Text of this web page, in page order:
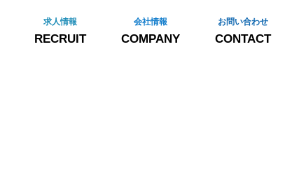
求人情報
RECRUIT
会社情報
COMPANY
お問い合わせ
CONTACT